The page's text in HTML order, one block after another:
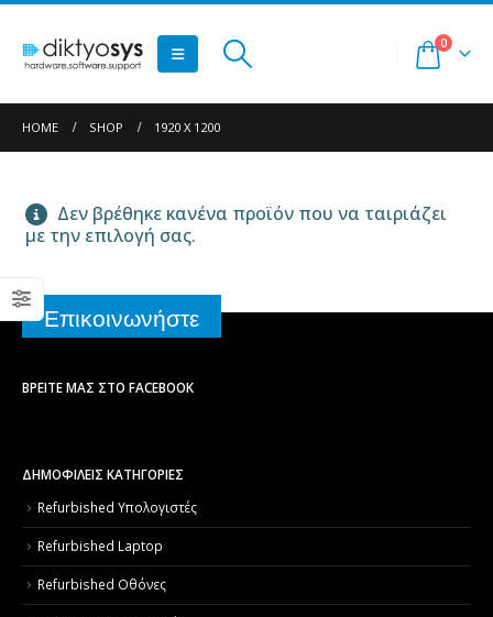
0
HOME SHOP 1920 X 1200
Δεν βρέθηκε κανένα προϊόν που να ταιριάζει
με την επιλογή σας.
Επικοινωνήστε
ΒΡΕΊΤΕ ΜΑΣ ΣΤΟ FACEBOOK
ΔΗΜΟΦΙΛΕΙΣ ΚΑΤΗΓΟΡΙΕΣ
Refurbished Υπολογιστές
Refurbished Laptop
Refurbished Οθόνες